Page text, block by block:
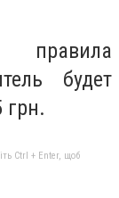
правила
будет
грн.
Ctrl + Enter, щоб